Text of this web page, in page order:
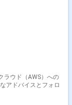
ラウド（AWS）への
アドバイスとフォロ